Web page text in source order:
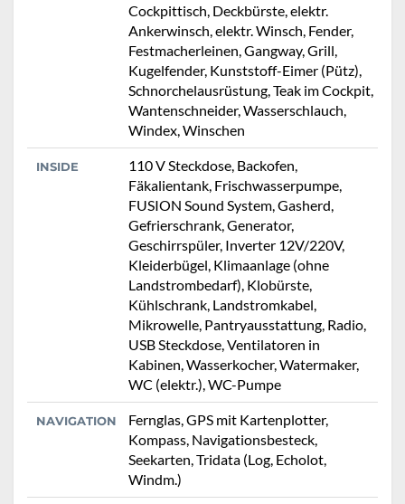
Cockpittisch, Deckbürste, elektr.
Ankerwinsch, elektr. Winsch, Fender,
Festmacherleinen, Gangway, Grill,
Kugelfender, Kunststoff-Eimer (Pütz),
Schnorchelausrüstung, Teak im Cockpit,
Wantenschneider, Wasserschlauch,
Windex, Winschen
INSIDE
110 V Steckdose, Backofen,
Fäkalientank, Frischwasserpumpe,
FUSION Sound System, Gasherd,
Gefrierschrank, Generator,
Geschirrspüler, Inverter 12V/220V,
Kleiderbügel, Klimaanlage (ohne
Landstrombedarf), Klobürste,
Kühlschrank, Landstromkabel,
Mikrowelle, Pantryausstattung, Radio,
USB Steckdose, Ventilatoren in
Kabinen, Wasserkocher, Watermaker,
WC (elektr.), WC-Pumpe
NAVIGATION
Fernglas, GPS mit Kartenplotter,
Kompass, Navigationsbesteck,
Seekarten, Tridata (Log, Echolot,
Windm.)